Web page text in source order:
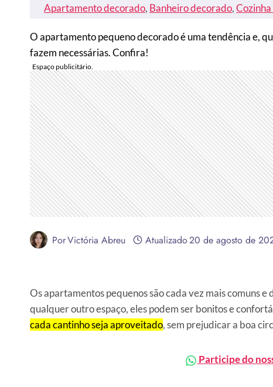
Apartamento decorado, Banheiro decorado,
O apartamento pequeno decorado é uma tendência e,
fazem necessárias. Confira!
PorVictória Abreu Atualizado20 de agosto de
Os apartamentos pequenos são cada vez mais comuns
qualquer outro espaço, eles podem ser bonitos e
cada cantinho seja aproveitado, sem prejudicar a boa
Participe do